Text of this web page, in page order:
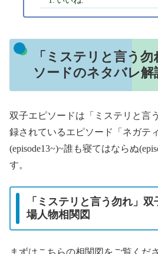
「ミステリと言う
ソードのネタバレ解
双子エピソードは「ミステリと言
録されているエピソード「ネガテ
(episode13~)~誰も寝てはならぬ
す。
「ミステリと言う勿れ」
場人物相関図
まずはこちらの相関図をご覧くださ